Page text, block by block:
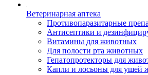
Ветеринарная аптека
Противопаразитарные
Антисептики и
Витамины для животных
Для полости рта животных
Гепатопротекторы для
Капли и лосьоны для ушей